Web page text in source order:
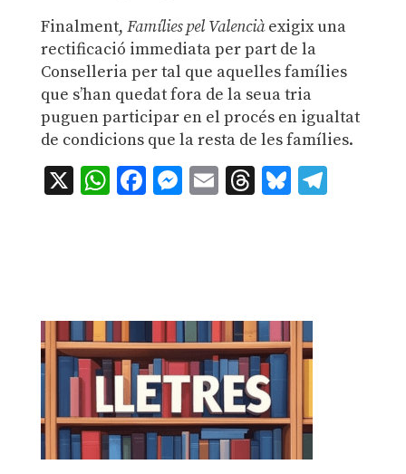
Finalment, Famílies pel Valenciàexigix una
rectificació immediata per part de la
Conselleria per tal que aquelles famílies
que s’han quedat fora de la seua tria
puguen participar en el procés en igualtat
de condicions que la resta de les famílies.
X WhatsApp
Facebook
Messenger
EmailThreads
Bluesky